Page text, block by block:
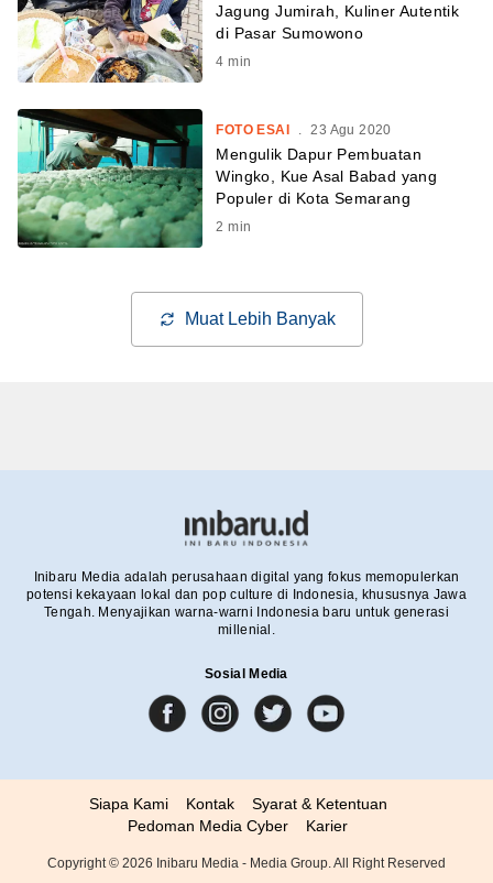
Jagung Jumirah, Kuliner Autentik
di Pasar Sumowono
4 min
FOTO ESAI . 23 Agu 2020
Mengulik Dapur Pembuatan
Wingko, Kue Asal Babad yang
Populer di Kota Semarang
2 min
Muat Lebih Banyak
Inibaru Media adalah perusahaan digital yang fokus memopulerkan
potensi kekayaan lokal dan pop culture di Indonesia, khususnya Jawa
Tengah. Menyajikan warna-warni Indonesia baru untuk generasi
millenial.
Sosial Media
Siapa Kami Kontak
Syarat & Ketentuan
Pedoman Media Cyber
Karier
Copyright © 2026 Inibaru Media - Media Group. All Right Reserved